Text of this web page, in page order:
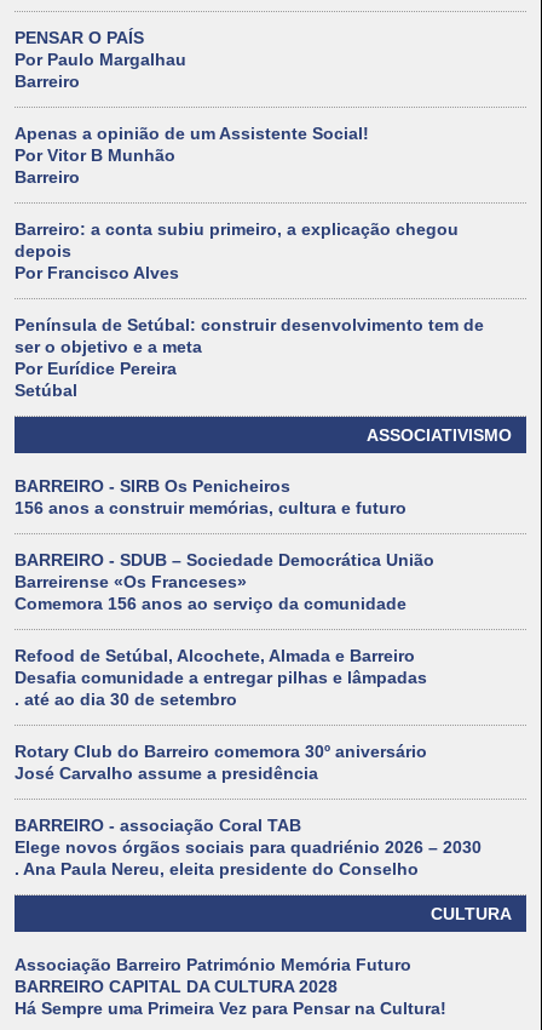
PENSAR O PAÍS
Por Paulo Margalhau
Barreiro
Apenas a opinião de um Assistente Social!
Por Vitor B Munhão
Barreiro
Barreiro: a conta subiu primeiro, a explicação chegou
depois
Por Francisco Alves
Península de Setúbal: construir desenvolvimento tem de
ser o objetivo e a meta
Por Eurídice Pereira
Setúbal
ASSOCIATIVISMO
BARREIRO - SIRB Os Penicheiros
156 anos a construir memórias, cultura e futuro
BARREIRO - SDUB – Sociedade Democrática União
Barreirense «Os Franceses»
Comemora 156 anos ao serviço da comunidade
Refood de Setúbal, Alcochete, Almada e Barreiro
Desafia comunidade a entregar pilhas e lâmpadas
. até ao dia 30 de setembro
Rotary Club do Barreiro comemora 30º aniversário
José Carvalho assume a presidência
BARREIRO - associação Coral TAB
Elege novos órgãos sociais para quadriénio 2026 – 2030
. Ana Paula Nereu, eleita presidente do Conselho
CULTURA
Associação Barreiro Património Memória Futuro
BARREIRO CAPITAL DA CULTURA 2028
Há Sempre uma Primeira Vez para Pensar na Cultura!